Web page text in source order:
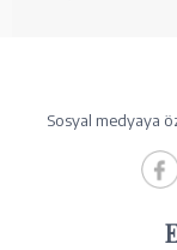
Sosyal medyaya